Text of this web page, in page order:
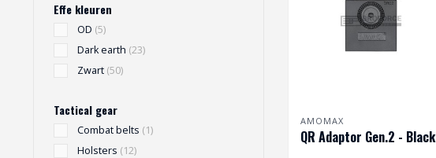
Effe kleuren
OD (5)
Dark earth (23)
Zwart (50)
Tactical gear
Combat belts (1)
Holsters (12)
AMOMAX
QR Adaptor Gen.2 - Black